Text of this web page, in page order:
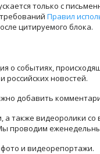
только с
Правил
цитируемого блока.
о событиях,
новостей.
добавить
видеоролики
проводим
и видеорепортажи.